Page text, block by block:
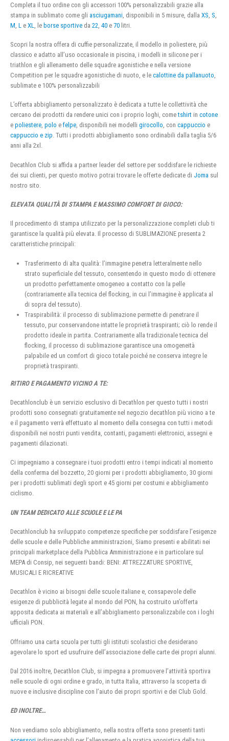
Completa il tuo ordine con gli accessori 100% personalizzabili grazie alla
stampa in sublimato come gli asciugamani , disponibili in 5 misure, dalla XS S
M L e XL , le borse sportive da 22 40 e 70 litri.
Scopri la nostra offera di cuffie personalizzate, il modello in poliestere, più
classico e adatto all’uso occasionale in piscina, i modelli in silicone per i
triathlon e gli allenamento delle squadre agonistiche e nella versione
Competition per le squadre agonistiche di nuoto, e le calottine da pallanuoto,
sublimate e 100% personalizzabili
L’offerta abbigliamento personalizzato è dedicata a tutte le collettività che
cercano dei prodotti da rendere unici con i proprio loghi, cometshirt in cotone
e poliestere, polo e felpe, disponibili nei modelli girocollo, con cappuccio e
cappuccio e zip. Tutti i prodotti abbigliamento sono ordinabili dalla taglia 5/6
anni alla 2xl.
Decathlon Club si affida a partner leader del settore per soddisfare le richieste
dei sui clienti, per questo motivo potrai trovare le offerte dedicate di Joma sul
nostro sito.
ELEVATA QUALITÀ DI STAMPA E MASSIMO COMFORT DI GIOCO:
Il procedimento di stampa utilizzato per la personalizzazione completi club ti
garantisce la qualità più elevata. Il processo di SUBLIMAZIONE presenta 2
caratteristiche principali:
Trasferimento di alta qualità: l’immagine penetra letteralmente nello
strato superficiale del tessuto, consentendo in questo modo di ottenere
un prodotto perfettamente omogeneo a contatto con la pelle
(contrariamente alla tecnica del flocking, in cui l’immagine è applicata al
di sopra del tessuto).
Traspirabilità: il processo di sublimazione permette di penetrare il
tessuto, pur conservandone intatte le proprietà traspiranti; ciò lo rende il
prodotto ideale in partita. Contrariamente alla tradizionale tecnica del
flocking, il processo di sublimazione garantisce una omogeneità
palpabile ed un comfort di gioco totale poiché ne conserva integre le
proprietà traspiranti.
RITIRO E PAGAMENTO VICINO A TE:
Decathlonclub è un servizio esclusivo di Decathlon per questo tutti i nostri
prodotti sono consegnati gratuitamente nel negozio decathlon più vicino a te
e il pagamento verrà effettuato al momento della consegna con tutti i metodi
disponibili nei nostri punti vendita, contanti, pagamenti elettronici, assegni e
pagamenti dilazionati.
Ci impegniamo a consegnare i tuoi prodotti entro i tempi indicati al momento
della conferma del bozzetto, 20 giorni per i prodotti abbigliamento, 30 giorni
per i prodotti sublimati degli sport e 45 giorni per costumi e abbigliamento
ciclismo.
UN TEAM DEDICATO ALLE SCUOLE E LE PA
Decathlonclub ha sviluppato competenze specifiche per soddisfare l’esigenze
delle scuole e delle Pubbliche amministrazioni, Siamo presenti e abilitati nei
principali marketplace della Pubblica Amministrazione e in particolare sul
MEPA di Consip, nei seguenti bandi: BENI: ATTREZZATURE SPORTIVE,
MUSICALI E RICREATIVE
Decathlon è vicino ai bisogni delle scuole italiane e, consapevole delle
esigenze di pubblicità legate al mondo del PON, ha costruito un’offerta
apposita dedicata ai materiali e all’abbigliamento personalizzabile con i loghi
ufficiali PON.
Offriamo una carta scuola per tutti gli istituti scolastici che desiderano
agevolare lo sport ed usufruire dell’associazione delle carte dei propri alunni.
Dal 2016 inoltre, Decathlon Club, si impegna a promuovere l’attività sportiva
nelle scuole di ogni ordine e grado, in tutta Italia, attraverso la scoperta di
nuove e inclusive discipline con l’aiuto dei propri sportivi e dei Club Gold.
ED INOLTRE…
Non vendiamo solo abbigliamento, nella nostra offerta sono presenti tanti